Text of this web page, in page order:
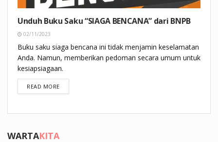
Unduh Buku Saku “SIAGA BENCANA” dari BNPB
02/11/2023
Buku saku siaga bencana ini tidak menjamin keselamatan
Anda. Namun, memberikan pedoman secara umum untuk
kesiapsiagaan.
READ MOREDETAILS
WARTAKITA